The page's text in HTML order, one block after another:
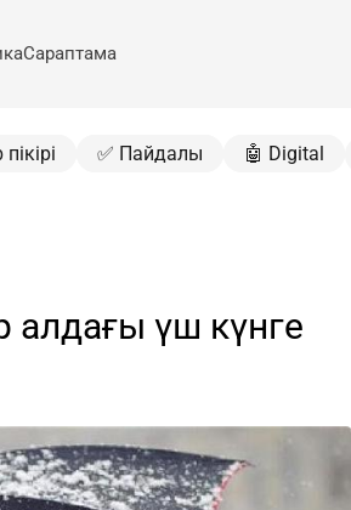
Сараптама
✅ Пайдалы 🤖 Digital
алдағы үш күнге